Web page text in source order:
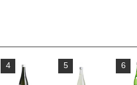
4 5 6